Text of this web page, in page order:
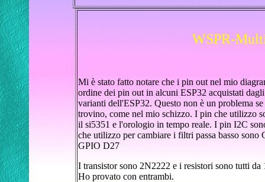
WSPR-
Mi è stato fatto notare che i pin out nel mio
ordine dei pin out in alcuni ESP32 acquistati
varianti dell'ESP32. Questo non è un problema
trovino, come nel mio schizzo. I pin che utilizzo
il si5351 e l'orologio in tempo reale. I pin I2C
che utilizzo per cambiare i filtri passa basso
GPIO D27
I transistor sono 2N2222 e i resistori sono tutti
Ho provato con entrambi.